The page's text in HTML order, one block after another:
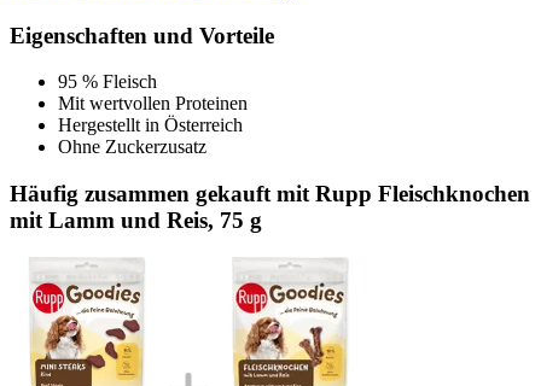
Eigenschaften und Vorteile
95 % Fleisch
Mit wertvollen Proteinen
Hergestellt in Österreich
Ohne Zuckerzusatz
Häufig zusammen gekauft mit Rupp Fleischknochen
mit Lamm und Reis, 75 g